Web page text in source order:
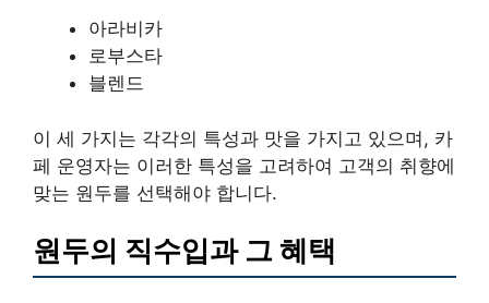
아라비카
로부스타
블렌드
이 세 가지는 각각의 특성과 맛을 가지고 있으며, 카
페 운영자는 이러한 특성을 고려하여 고객의 취향에
맞는 원두를 선택해야 합니다.
원두의 직수입과 그 혜택